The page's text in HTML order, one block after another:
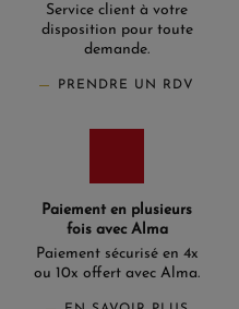
Service client à votre
disposition pour toute
demande.
PRENDRE UN RDV
Paiement en plusieurs
fois avec Alma
Paiement sécurisé en 4x
ou 10x offert avec Alma.